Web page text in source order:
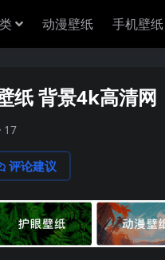
动漫壁纸 手机壁纸
纸 背景4k高清网
17
评论建议